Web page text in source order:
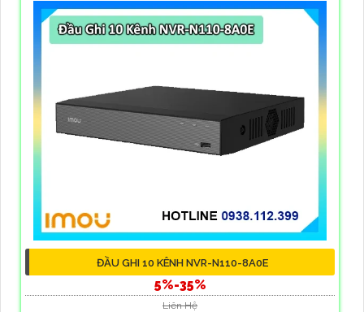
ĐẦU GHI 10 KÊNH NVR-N110-8A0E
5%-35%
Liên Hệ